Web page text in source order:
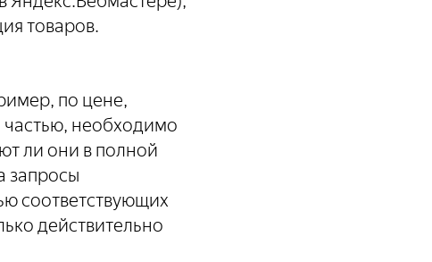
товаров.
по цене,
частью, необходимо
ли они в полной
запросы
соответствующих
действительно